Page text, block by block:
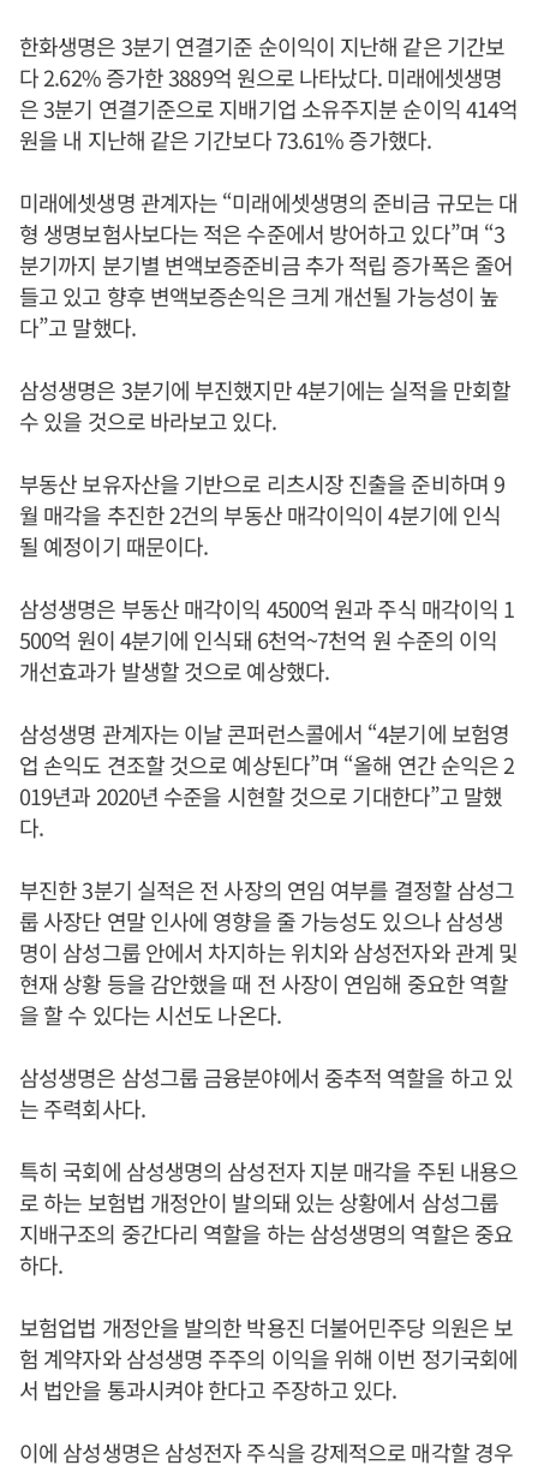
한화생명은 3분기 연결기준 순이익이 지난해 같은 기간보
다 2.62% 증가한 3889억 원으로 나타났다. 미래에셋생명
은 3분기 연결기준으로 지배기업 소유주지분 순이익 414억
원을 내 지난해 같은 기간보다 73.61% 증가했다.
미래에셋생명 관계자는 “미래에셋생명의 준비금 규모는 대
형 생명보험사보다는 적은 수준에서 방어하고 있다”며 “3
분기까지 분기별 변액보증준비금 추가 적립 증가폭은 줄어
들고 있고 향후 변액보증손익은 크게 개선될 가능성이 높
다”고 말했다.
삼성생명은 3분기에 부진했지만 4분기에는 실적을 만회할
수 있을 것으로 바라보고 있다.
부동산 보유자산을 기반으로 리츠시장 진출을 준비하며 9
월 매각을 추진한 2건의 부동산 매각이익이 4분기에 인식
될 예정이기 때문이다.
삼성생명은 부동산 매각이익 4500억 원과 주식 매각이익 1
500억 원이 4분기에 인식돼 6천억~7천억 원 수준의 이익
개선효과가 발생할 것으로 예상했다.
삼성생명 관계자는 이날 콘퍼런스콜에서 “4분기에 보험영
업 손익도 견조할 것으로 예상된다”며 “올해 연간 순익은 2
019년과 2020년 수준을 시현할 것으로 기대한다”고 말했
다.
부진한 3분기 실적은 전 사장의 연임 여부를 결정할 삼성그
룹 사장단 연말 인사에 영향을 줄 가능성도 있으나 삼성생
명이 삼성그룹 안에서 차지하는 위치와 삼성전자와 관계 및
현재 상황 등을 감안했을 때 전 사장이 연임해 중요한 역할
을 할 수 있다는 시선도 나온다.
삼성생명은 삼성그룹 금융분야에서 중추적 역할을 하고 있
는 주력회사다.
특히 국회에 삼성생명의 삼성전자 지분 매각을 주된 내용으
로 하는 보험법 개정안이 발의돼 있는 상황에서 삼성그룹
지배구조의 중간다리 역할을 하는 삼성생명의 역할은 중요
하다.
보험업법 개정안을 발의한 박용진 더불어민주당 의원은 보
험 계약자와 삼성생명 주주의 이익을 위해 이번 정기국회에
서 법안을 통과시켜야 한다고 주장하고 있다.
이에 삼성생명은 삼성전자 주식을 강제적으로 매각할 경우